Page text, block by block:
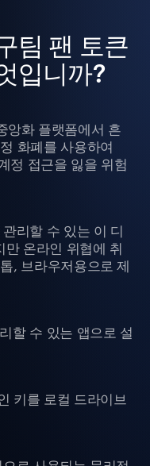
팀 팬 토큰
입니까?
앙화 플랫폼에서 흔
화폐를 사용하여
정 접근을 잃을 위험
리할 수 있는 이 디
온라인 위협에 취
, 브라우저용으로 제
할 수 있는 앱으로 설
키를 로컬 드라이브